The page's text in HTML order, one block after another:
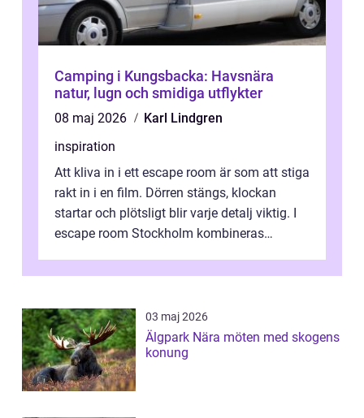
Camping i Kungsbacka: Havsnära
natur, lugn och smidiga utflykter
08 maj 2026
Karl Lindgren
inspiration
Att kliva in i ett escape room är som att stiga
rakt in i en film. Dörren stängs, klockan
startar och plötsligt blir varje detalj viktig. I
escape room Stockholm kombineras
03 maj 2026
Älgpark Nära möten med skogens
konung